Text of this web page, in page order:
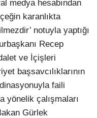
medya hesabından
karanlıkta
notuyla yaptığı
Recep
ve İçişleri
başsavcılıklarının
faili
yönelik çalışmaları
Gürlek